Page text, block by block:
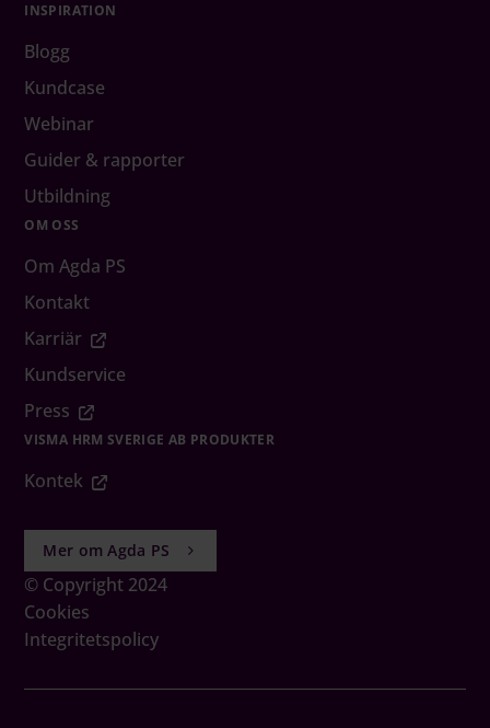
INSPIRATION
Blogg
Kundcase
Webinar
Guider & rapporter
Utbildning
OM OSS
Om Agda PS
Kontakt
Karriär
Kundservice
Press
VISMA HRM SVERIGE AB PRODUKTER
Kontek
Mer om Agda PS
© Copyright 2024
Cookies
Integritetspolicy